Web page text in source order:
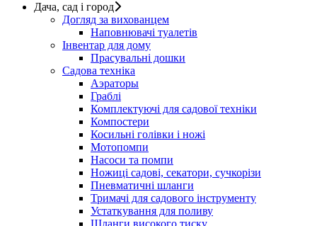
Дача, сад і город
Догляд за вихованцем
Наповнювачі туалетів
Інвентар для дому
Прасувальні дошки
Садова техніка
Аэраторы
Граблі
Комплектуючі для садової техніки
Компостери
Косильні голівки і ножі
Мотопомпи
Насоси та помпи
Ножиці садові, секатори, сучкорізи
Пневматичні шланги
Тримачі для садового інструменту
Устаткування для поливу
Шланги високого тиску